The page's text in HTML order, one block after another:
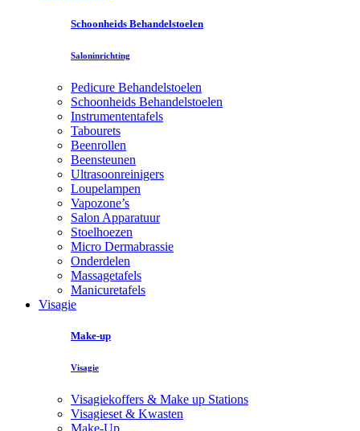
Schoonheids Behandelstoelen
Saloninrichting
Pedicure Behandelstoelen
Schoonheids Behandelstoelen
Instrumententafels
Tabourets
Beenrollen
Beensteunen
Ultrasoonreinigers
Loupelampen
Vapozone’s
Salon Apparatuur
Stoelhoezen
Micro Dermabrassie
Onderdelen
Massagetafels
Manicuretafels
Visagie
Make-up
Visagie
Visagiekoffers & Make up Stations
Visagieset & Kwasten